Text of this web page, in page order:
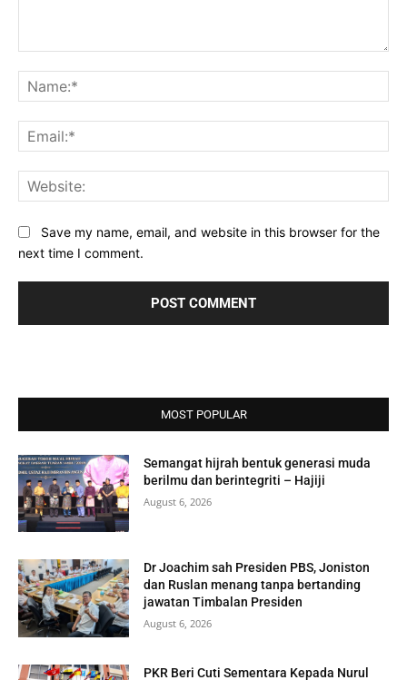
Save my name, email, and website in this browser for the
next time I comment.
MOST POPULAR
Semangat hijrah bentuk generasi muda
berilmu dan berintegriti – Hajiji
August 6, 2026
Dr Joachim sah Presiden PBS, Joniston
dan Ruslan menang tanpa bertanding
jawatan Timbalan Presiden
August 6, 2026
PKR Beri Cuti Sementara Kepada Nurul